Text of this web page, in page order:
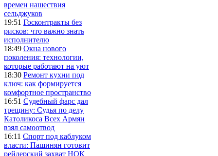
времен нашествия
сельджуков
19:51 Госконтракты без
рисков: что важно знать
исполнителю
18:49 Окна нового
поколения: технологии,
которые работают на уют
18:30 Ремонт кухни под
ключ: как формируется
комфортное пространство
16:51 Судебный фарс дал
трещину: Судья по делу
Католикоса Всех Армян
взял самоотвод
16:11 Спорт под каблуком
власти: Пашинян готовит
рейдерский захват НОК